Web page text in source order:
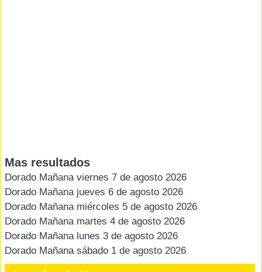
Mas resultados
Dorado Mañana viernes 7 de agosto 2026
Dorado Mañana jueves 6 de agosto 2026
Dorado Mañana miércoles 5 de agosto 2026
Dorado Mañana martes 4 de agosto 2026
Dorado Mañana lunes 3 de agosto 2026
Dorado Mañana sábado 1 de agosto 2026